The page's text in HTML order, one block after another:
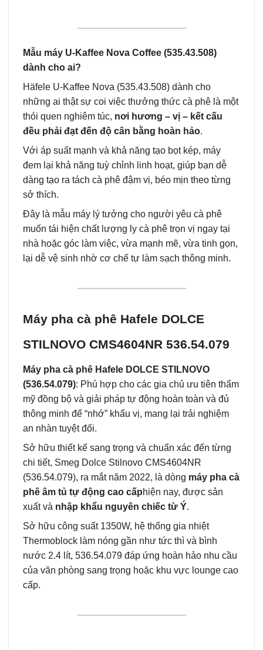
Mẫu máy U-Kaffee Nova Coffee (535.43.508)
dành cho ai?
Häfele U-Kaffee Nova (535.43.508) dành cho
những ai thật sự coi việc thưởng thức cà phê là một
thói quen nghiêm túc, nơi hương – vị – kết cấu
đều phải đạt đến độ cân bằng hoàn hảo.
Với áp suất mạnh và khả năng tạo bọt kép, máy
đem lại khả năng tuỳ chỉnh linh hoạt, giúp bạn dễ
dàng tạo ra tách cà phê đậm vị, béo mịn theo từng
sở thích.
Đây là mẫu máy lý tưởng cho người yêu cà phê
muốn tái hiện chất lượng ly cà phê trọn vị ngay tại
nhà hoặc góc làm việc, vừa mạnh mẽ, vừa tinh gọn,
lại dễ vệ sinh nhờ cơ chế tự làm sạch thông minh.
Máy pha cà phê Hafele DOLCE
STILNOVO CMS4604NR 536.54.079
Máy pha cà phê Hafele DOLCE STILNOVO
(536.54.079): Phú hợp cho các gia chủ ưu tiên thẩm
mỹ đồng bộ và giải pháp tự động hoàn toàn và đủ
thông minh để “nhớ” khẩu vị, mang lại trải nghiệm
an nhàn tuyệt đối.
Sở hữu thiết kế sang trọng và chuẩn xác đến từng
chi tiết, Smeg Dolce Stilnovo CMS4604NR
(536.54.079), ra mắt năm 2022, là dòng máy pha cà
phê âm tủ tự động cao cấphiện nay, được sản
xuất và nhập khẩu nguyên chiếc từ Ý.
Sở hữu công suất 1350W, hệ thống gia nhiệt
Thermoblock làm nóng gần như tức thì và bình
nước 2.4 lít, 536.54.079 đáp ứng hoàn hảo nhu cầu
của văn phòng sang trọng hoặc khu vực lounge cao
cấp.